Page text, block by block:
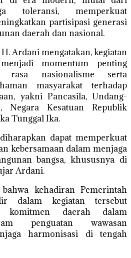
toleransi, memperkuat
partisipasi generasi
daerah dan nasional.
Ardani mengatakan, kegiatan
momentum penting
rasa nasionalisme serta
masyarakat terhadap
yakni Pancasila, Undang-
Negara Kesatuan Republik
Tunggal Ika.
dapat memperkuat
kebersamaan dalam menjaga
bangsa, khususnya di
Ardani.
kehadiran Pemerintah
dalam kegiatan tersebut
komitmen daerah dalam
penguatan wawasan
harmonisasi di tengah